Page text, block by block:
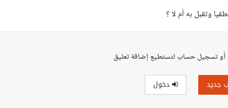
وتقبل به أم لا ؟
تسجيل حساب لتستطيع إضافة تعليق
جديد دخول